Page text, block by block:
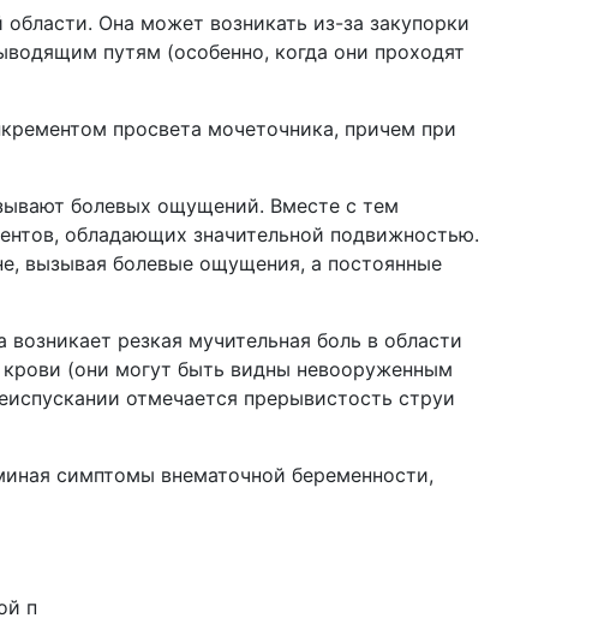
Она может возникать из-за закупорки
путям (особенно, когда они проходят
просвета мочеточника, причем при
болевых ощущений. Вместе с тем
обладающих значительной подвижностью.
вызывая болевые ощущения, а постоянные
резкая мучительная боль в области
(они могут быть видны невооруженным
отмечается прерывистость струи
симптомы внематочной беременности,
п